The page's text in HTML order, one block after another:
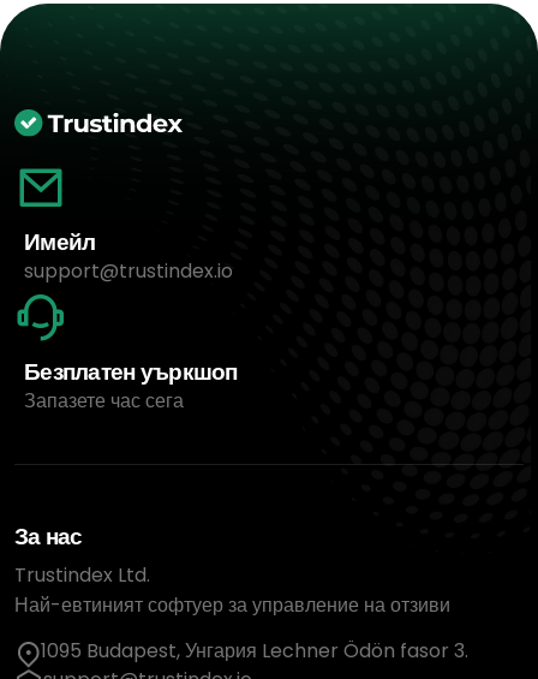
Имейл
support@trustindex.io
Безплатен уъркшоп
Запазете час сега
За нас
Trustindex Ltd.
Най-евтиният софтуер за управление на отзиви
1095 Budapest, Унгария Lechner Ödön fasor 3.